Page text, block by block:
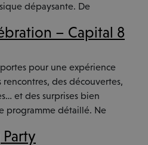
dépaysante. De
– Capital 8
pour une expérience
des découvertes,
et des surprises bien
programme détaillé. Ne